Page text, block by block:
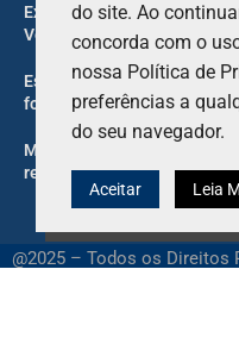
Ex-membro da Ferrari
Verstappen.
Estou mais lento nas
forte em Silverstone.
Montoya descarta a
reação na Ferrari.
@2025 – Todos os Direitos
do site. Ao
concorda com o
nossa Política de
preferências a
do seu navegador.
Aceitar Leia